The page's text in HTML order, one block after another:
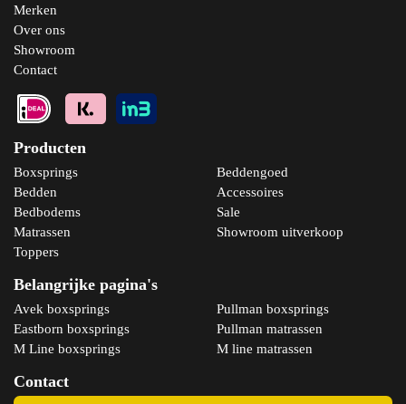
Bekijk product
Merken
Over ons
Showroom
Contact
Producten
Boxsprings
Bedden
Bedbodems
Matrassen
Toppers
Beddengoed
Accessoires
Sale
Showroom uitverkoop
Belangrijke pagina's
Avek boxsprings
Eastborn boxsprings
M Line boxsprings
Pullman boxsprings
Pullman matrassen
M line matrassen
Contact